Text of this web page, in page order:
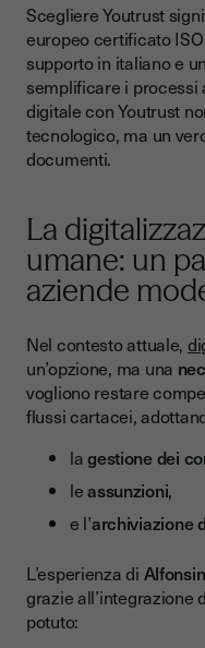
Scegliere Youtrust
europeo certificato
supporto in italiano e
semplificare i processi
digitale con Youtrust
tecnologico, ma un
documenti.
La
umane: un
aziende
Nel contesto attuale,
un’opzione, ma una
vogliono restare
flussi cartacei,
lagestione dei
leassunzioni,
e l’archiviazione
L’esperienza di
grazie all’integrazione
potuto: